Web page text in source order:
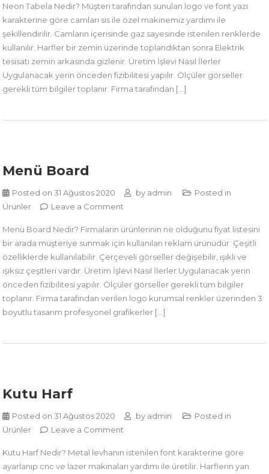
Tabela
Neon Tabela Nedir? Müşteri tarafından sunulan logo ve font yazı
karakterine göre camları sis ile özel makinemiz yardımı ile
şekillendirilir. Camların içerisinde gaz sayesinde istenilen renklerde
kullanılır. Harfler bir zemin üzerinde toplandıktan sonra Elektrik
tesisatı zemin arkasında gizlenir. Üretim İşlevi Nasıl İlerler
Uygulanacak yerin önceden fizibilitesi yapılır. Ölçüler görseller
gerekli tüm bilgiler toplanır. Firma tarafından […]
Menü Board
Posted on31 Ağustos 2020 by admin
Posted in
Ürünler
Leave a Comment
Board
Menü Board Nedir? Firmaların ürünlerinin ne olduğunu fiyat listesini
bir arada müşteriye sunmak için kullanılan reklam ürünüdür. Çeşitli
özelliklerde kullanılabilir. Çerçeveli görseller değişebilir, ışıklı ve
ışıksız çeşitleri vardır. Üretim İşlevi Nasıl İlerler Uygulanacak yerin
önceden fizibilitesi yapılır. Ölçüler görseller gerekli tüm bilgiler
toplanır. Firma tarafından verilen logo kurumsal renkler üzerinden 3
boyutlu tasarım profesyonel grafikerler […]
Kutu Harf
Posted on31 Ağustos 2020 by admin
Posted in
Ürünler
Leave a Comment
Harf
Kutu Harf Nedir? Metal levhanın istenilen font karakterine göre
ayarlanıp cnc ve lazer makinaları yardımı ile üretilir. Harflerin yan